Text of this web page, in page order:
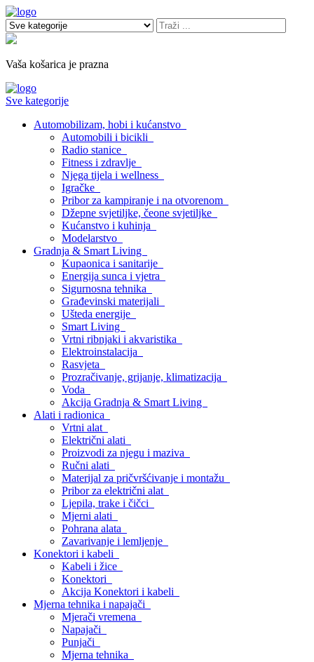
Vaša košarica je prazna
Sve kategorije
Automobilizam, hobi i kućanstvo
Automobili i bicikli
Radio stanice
Fitness i zdravlje
Njega tijela i wellness
Igračke
Pribor za kampiranje i na otvorenom
Džepne svjetiljke, čeone svjetiljke
Kućanstvo i kuhinja
Modelarstvo
Gradnja & Smart Living
Kupaonica i sanitarije
Energija sunca i vjetra
Sigurnosna tehnika
Građevinski materijali
Ušteda energije
Smart Living
Vrtni ribnjaki i akvaristika
Elektroinstalacija
Rasvjeta
Prozračivanje, grijanje, klimatizacija
Voda
Akcija Gradnja & Smart Living
Alati i radionica
Vrtni alat
Električni alati
Proizvodi za njegu i maziva
Ručni alati
Materijal za pričvršćivanje i montažu
Pribor za električni alat
Ljepila, trake i čičci
Mjerni alati
Pohrana alata
Zavarivanje i lemljenje
Konektori i kabeli
Kabeli i žice
Konektori
Akcija Konektori i kabeli
Mjerna tehnika i napajači
Mjerači vremena
Napajači
Punjači
Mjerna tehnika